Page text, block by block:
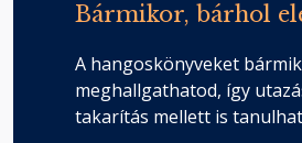
Bármikor, bárhol
A hangoskönyveket
meghallgathatod, így
takarítás mellett is